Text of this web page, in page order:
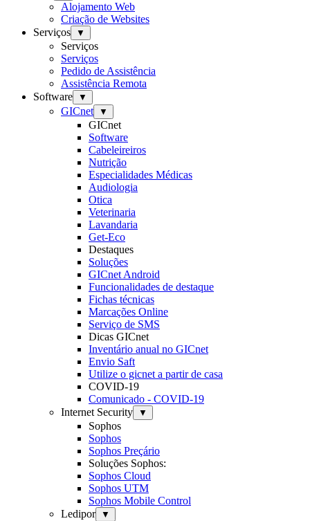
Alojamento Web
Criação de Websites
Serviços
▼
Serviços
Serviços
Pedido de Assistência
Assistência Remota
Software
▼
GICnet ▼
GICnet
Software
Cabeleireiros
Nutrição
Especialidades Médicas
Audiologia
Otica
Veterinaria
Lavandaria
Get-Eco
Destaques
Soluções
GICnet Android
Funcionalidades de destaque
Fichas técnicas
Marcações Online
Serviço de SMS
Dicas GICnet
Inventário anual no GICnet
Envio Saft
Utilize o gicnet a partir de casa
COVID-19
Comunicado - COVID-19
Internet Security
▼
Sophos
Sophos
Sophos Preçário
Soluções Sophos:
Sophos Cloud
Sophos UTM
Sophos Mobile Control
Ledipor
▼